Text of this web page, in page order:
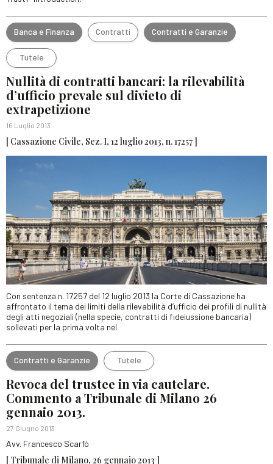
Banca e Finanza Contratti Contratti e Garanzie
Tutele
Nullità di contratti bancari: la rilevabilità
d’ufficio prevale sul divieto di
extrapetizione
16 Luglio 2013
[ Cassazione Civile, Sez. I, 12 luglio 2013, n. 17257 ]
Con sentenza n. 17257 del 12 luglio 2013 la Corte di Cassazione ha
affrontato il tema dei limiti della rilevabilità d’ufficio dei profili di nullità
degli atti negoziali (nella specie, contratti di fideiussione bancaria)
sollevati per la prima volta nel
Contratti e Garanzie Tutele
Revoca del trustee in via cautelare.
Commento a Tribunale di Milano 26
gennaio 2013.
27 Giugno 2013
Avv. Francesco Scarfò
[ Tribunale di Milano, 26 gennaio 2013 ]